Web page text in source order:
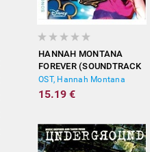
HANNAH MONTANA
FOREVER (SOUNDTRACK
FROM THE TV SERIES)
OST, Hannah Montana
15.19 €